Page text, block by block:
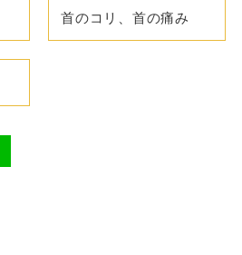
首のコリ、首の痛み